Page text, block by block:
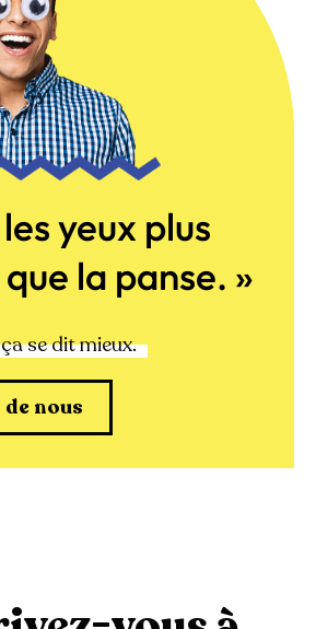
yeux plus
la panse. »
se dit mieux.
nous